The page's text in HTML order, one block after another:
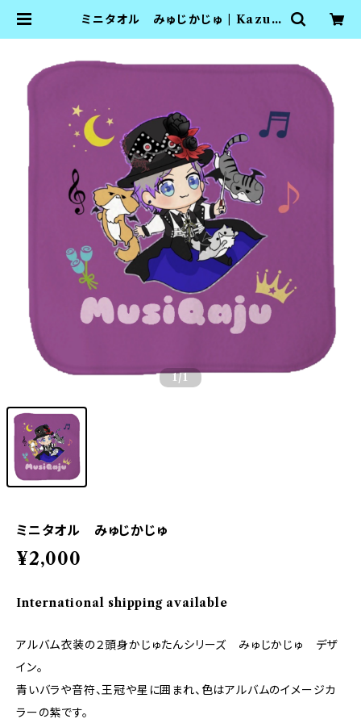
ミニタオル みゅじかじゅ | Kazuy
1/1
ミニタオル みゅじかじゅ
¥2,000
International shipping available
アルバム衣装の２頭身かじゅたんシリーズ みゅじかじゅ デザ
イン。
青いバラや音符、王冠や星に囲まれ、色はアルバムのイメージカ
ラーの紫です。